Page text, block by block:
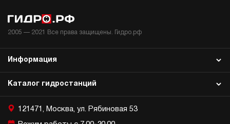
2005 — 2021 Все права защищены. Гидро.рф
Каталог гидростанций
Информация
121471, Москва, ул. Рябиновая 53